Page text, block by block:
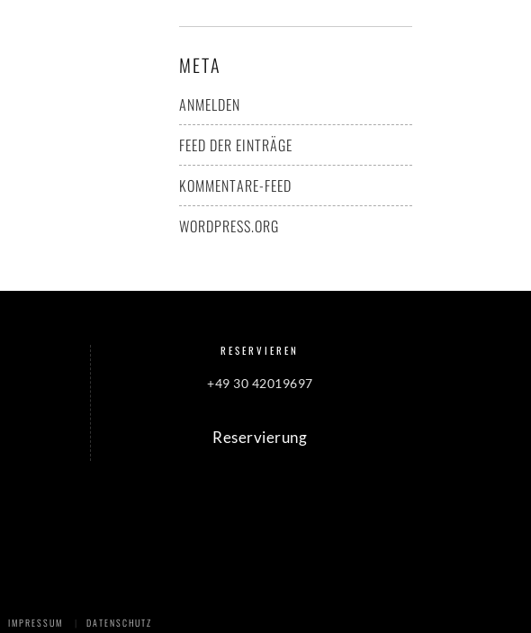
META
ANMELDEN
FEED DER EINTRÄGE
KOMMENTARE-FEED
WORDPRESS.ORG
RESERVIEREN
+49 30 42019697
Reservierung
IMPRESSUM DATENSCHUTZ